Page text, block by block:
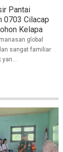
Pantai
0703 Cilacap
Kelapa
global
sangat familiar
yan...